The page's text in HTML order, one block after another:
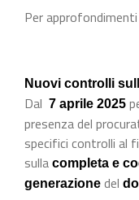
Per approfondimenti
Nuovi controlli
Dal 7 aprile 2025
presenza del
specifici controlli al
sulla completa e
generazione del